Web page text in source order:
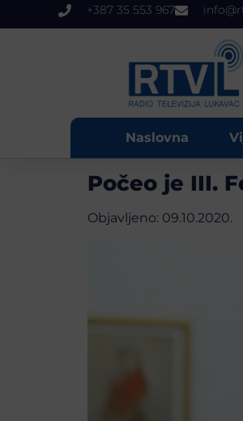
+387 35 553 967
Naslovna
Počeo je III.
Objavljeno: 09.10.2020.